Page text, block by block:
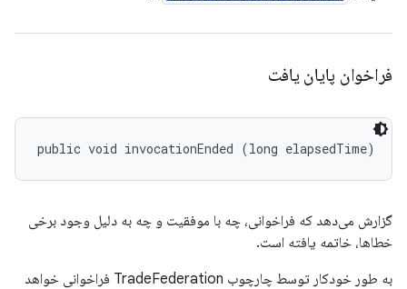
فراخوان پایان یافت
public void invocationEnded (long elapsedTime)
گزارش می‌دهد که فراخوانی، چه با موفقیت و چه به دلیل وجود برخی
خطاها، خاتمه یافته است.
به طور خودکار توسط چارچوب TradeFederation فراخوانی خواهد